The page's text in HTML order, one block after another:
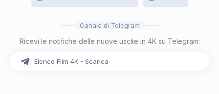
Canale di Telegram
Ricevi le notifiche delle nuove uscite in 4K su Telegram:
Elenco Film 4K - Scarica